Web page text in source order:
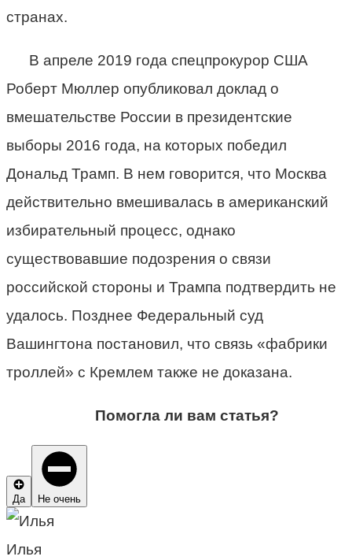
странах.
В апреле 2019 года спецпрокурор США
Роберт Мюллер опубликовал доклад о
вмешательстве России в президентские
выборы 2016 года, на которых победил
Дональд Трамп. В нем говорится, что Москва
действительно вмешивалась в американский
избирательный процесс, однако
существовавшие подозрения о связи
российской стороны и Трампа подтвердить не
удалось. Позднее Федеральный суд
Вашингтона постановил, что связь «фабрики
троллей» с Кремлем также не доказана.
Помогла ли вам статья?
Да Не очень
Илья